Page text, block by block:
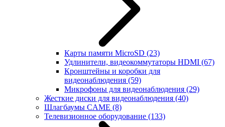
Карты памяти MicroSD (23)
Удлинители, видеокоммутаторы HDMI (67)
Кронштейны и коробки для
видеонаблюдения (59)
Микрофоны для видеонаблюдения (29)
Жесткие диски для видеонаблюдения (40)
Шлагбаумы CAME (8)
Телевизионное оборудование (133)